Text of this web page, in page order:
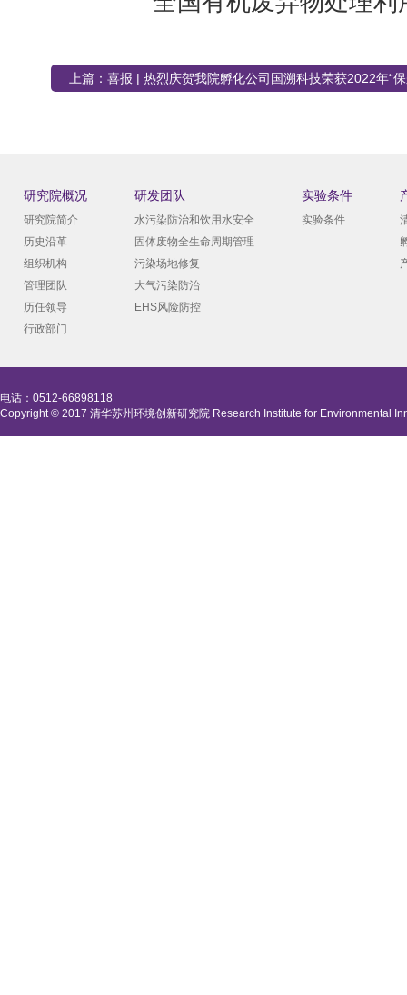
上篇： 喜报 | 热烈庆贺我院孵化公司国溯科技荣获2022年“
研究院概况
研究院简介
历史沿革
组织机构
管理团队
历任领导
行政部门
研发团队
水污染防治和饮用水安全
固体废物全生命周期管理
污染场地修复
大气污染防治
EHS风险防控
实验条件
实验条件
电话：0512-66898118
Copyright © 2017 清华苏州环境创新研究院 Research Institute for Environmental